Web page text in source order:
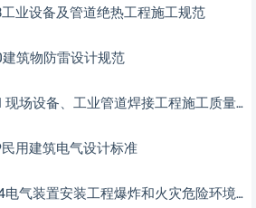
业设备及管道绝热工程施工规范
筑物防雷设计规范
GB 50683-2011 现场设备、工业管道焊接工程施工质量验收规范
用建筑电气设计标准
GB 50257-2014电气装置安装工程爆炸和火灾危险环境电气装置施工及验收规范